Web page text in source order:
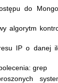
do
algorytm
IP o danej
grep